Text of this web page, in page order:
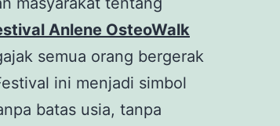
Anlene OsteoWalk
semua orang bergerak
ini menjadi simbol
batas usia, tanpa